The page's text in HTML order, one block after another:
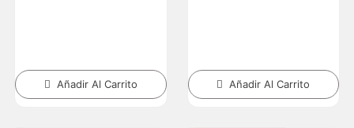
Añadir Al Carrito Añadir Al Carrito